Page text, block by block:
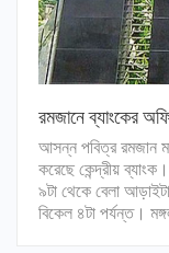
রমজানে ব্যাংকের
আসন্ন পবিত্র রমজান
করেছে কেন্দ্রীয়
৯টা থেকে বেলা
বিকেল ৪টা পর্যন্ত।